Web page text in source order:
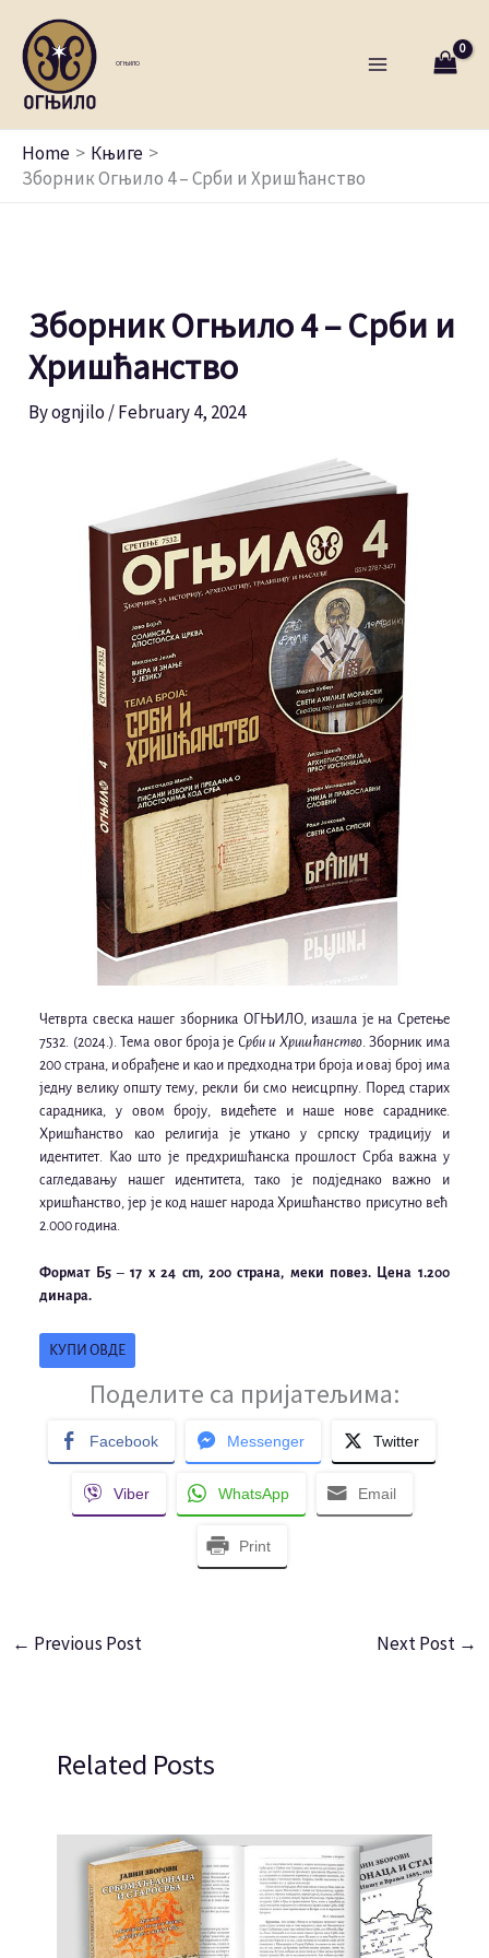
content
ОГЊИЛО
Home
Књиге
Зборник Огњило 4 – Срби и Хришћанство
Зборник Огњило 4 – Срби и
Хришћанство
Byognjilo/February 4, 2024
Четврта свеска нашег зборника ОГЊИЛО, изашла је на Сретење
7532. (2024.). Тема овог броја је Срби и Хришћанство. Зборник има
200 страна, и обрађене и као и предходна три броја и овај број има
једну велику општу тему, рекли би смо неисцрпну. Поред старих
сарадника, у овом броју, видећете и наше нове сараднике.
Хришћанство као религија је уткано у српску традицију и
идентитет. Као што је предхришћанска прошлост Срба важна у
сагледавању нашег идентитета, тако је подједнако важно и
хришћанство, јер је код нашег народа Хришћанство присутно већ
2.000 година.
Формат Б5–17 x 24 cm, 200 страна, меки повез. Цена 1.200
динара.
КУПИ ОВДЕ
Поделите са пријатељима:
Facebook Messenger Twitter
Viber WhatsApp Email
Print
← Previous Post Next Post →
Related Posts